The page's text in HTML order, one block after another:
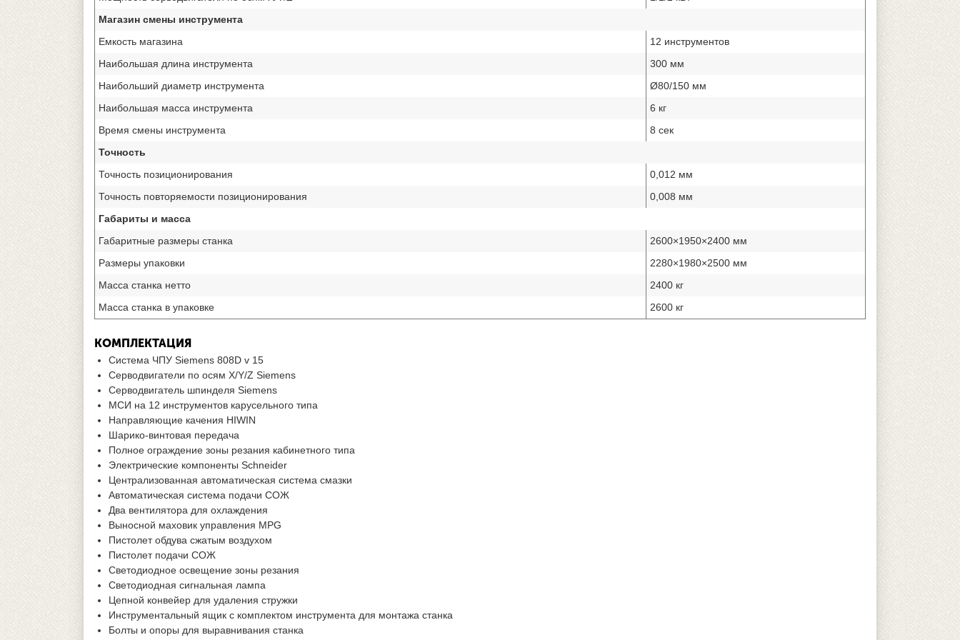
Магазин смены инструмента
Емкость магазина
12 инструментов
Наибольшая длина инструмента
300 мм
Наибольший диаметр инструмента
Ø80/150 мм
Наибольшая масса инструмента
6 кг
Время смены инструмента
8 сек
Точность
Точность позиционирования
0,012 мм
Точность повторяемости позиционирования
0,008 мм
Габариты и масса
Габаритные размеры станка
2600×1950×2400 мм
Размеры упаковки
2280×1980×2500 мм
Масса станка нетто
2400 кг
Масса станка в упаковке
2600 кг
КОМПЛЕКТАЦИЯ
Система ЧПУ Siemens 808D v 15
Серводвигатели по осям X/Y/Z Siemens
Серводвигатель шпинделя Siemens
МСИ на 12 инструментов карусельного типа
Направляющие качения HIWIN
Шарико-винтовая передача
Полное ограждение зоны резания кабинетного типа
Электрические компоненты Schneider
Централизованная автоматическая система смазки
Автоматическая система подачи СОЖ
Два вентилятора для охлаждения
Выносной маховик управления MPG
Пистолет обдува сжатым воздухом
Пистолет подачи СОЖ
Светодиодное освещение зоны резания
Светодиодная сигнальная лампа
Цепной конвейер для удаления стружки
Инструментальный ящик с комплектом инструмента для монтажа станка
Болты и опоры для выравнивания станка